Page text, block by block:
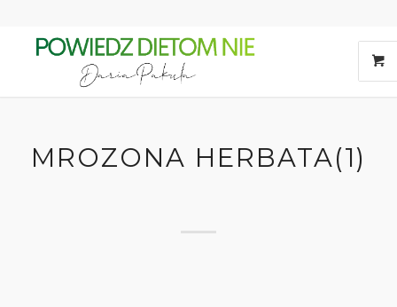
MROZONA HERBATA(1)